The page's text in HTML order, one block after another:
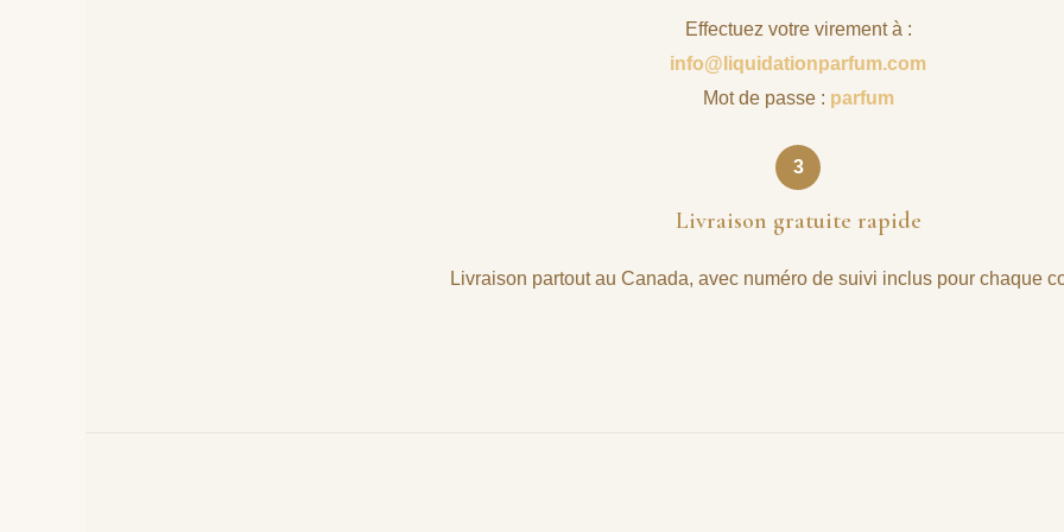
Effectuez votre virement à :
info@liquidationparfum.com
Mot de passe : parfum
3
Livraison gratuite rapide
Livraison partout au Canada, avec numéro de suivi inclus pour chaque